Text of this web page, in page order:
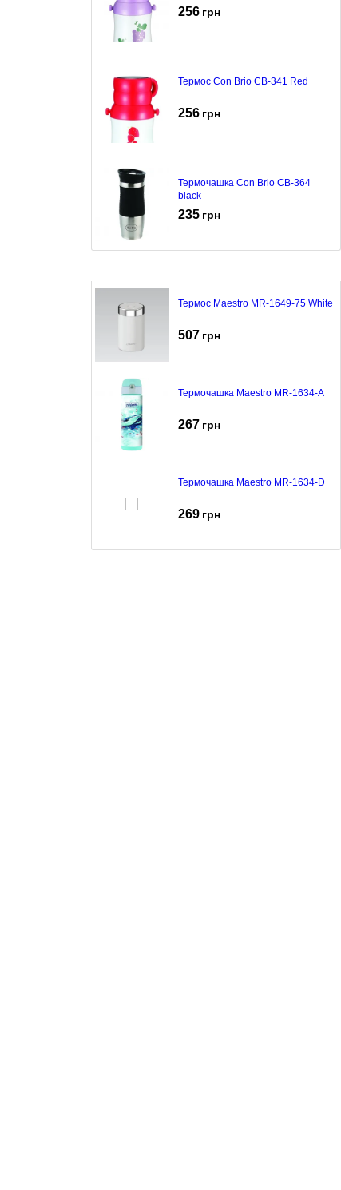
256 грн
Термос Con Brio CB-341 Red
256 грн
Термочашка Con Brio CB-364
black
235 грн
Термос Maestro MR-1649-75 White
507 грн
Термочашка Maestro MR-1634-A
267 грн
Термочашка Maestro MR-1634-D
269 грн